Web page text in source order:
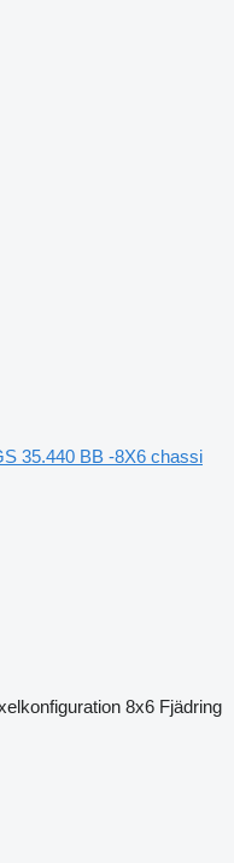
35.440 BB -8X6 chassi
8x6 Fjädring